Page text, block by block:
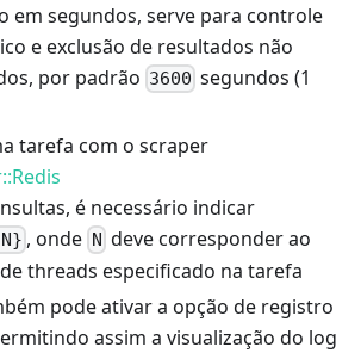
em segundos, serve para controle
e exclusão de resultados não
por padrão 3600 segundos (1
tarefa com o scraper
é necessário indicar
, onde N deve corresponder ao
threads especificado na tarefa
pode ativar a opção de registro
assim a visualização do log